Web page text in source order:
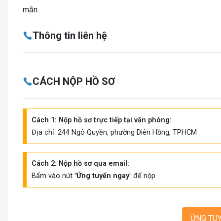
mẫn.
Thông tin liên hệ
CÁCH NỘP HỒ SƠ
Cách 1: Nộp hồ sơ trực tiếp tại văn phòng:
Địa chỉ: 244 Ngô Quyền, phường Diên Hồng, TPHCM
Cách 2: Nộp hồ sơ qua email:
Bấm vào nút "Ứng tuyển ngay" để nộp
ỨNG